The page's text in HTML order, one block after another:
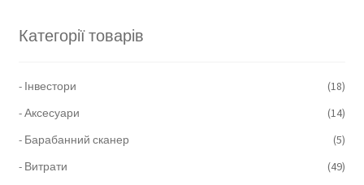
Категорії товарів
- Інвестори
(18)
- Аксесуари
(14)
- Барабанний сканер
(5)
- Витрати
(49)